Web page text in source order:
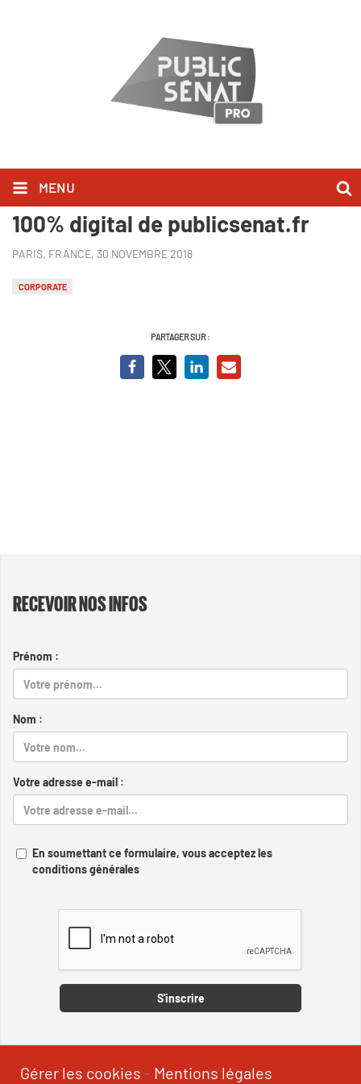
MENU
EXCLU WEB : le nouvel espace
100% digital de publicsenat.fr
PARIS, FRANCE, 30 NOVEMBRE 2018
CORPORATE
PARTAGER SUR :
RECEVOIR NOS INFOS
Prénom :
Nom :
Votre adresse e-mail :
En soumettant ce formulaire, vous acceptez les
conditions générales
S'inscrire
Gérer les cookies - Mentions légales